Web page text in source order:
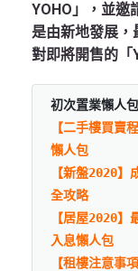
YOHO」，並邀
是由新地發展，
對即將開售的「
初次置業懶人包
【二手樓買賣
懶人包
【新盤2020】
全攻略
【居屋2020】
入息懶人包
【租樓注意事